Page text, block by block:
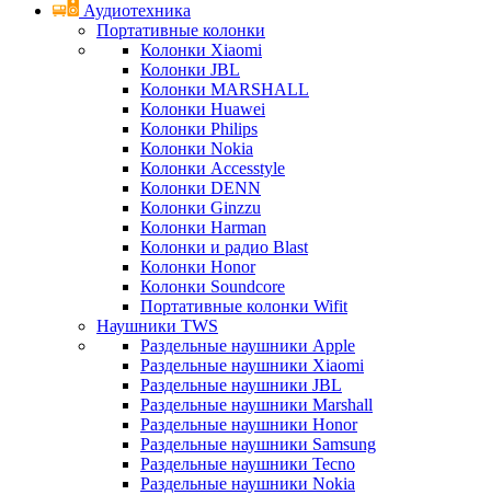
Аудиотехника
Портативные колонки
Колонки Xiaomi
Колонки JBL
Колонки MARSHALL
Колонки Huawei
Колонки Philips
Колонки Nokia
Колонки Accesstyle
Колонки DENN
Колонки Ginzzu
Колонки Harman
Колонки и радио Blast
Колонки Honor
Колонки Soundcore
Портативные колонки Wifit
Наушники TWS
Раздельные наушники Apple
Раздельные наушники Xiaomi
Раздельные наушники JBL
Раздельные наушники Marshall
Раздельные наушники Honor
Раздельные наушники Samsung
Раздельные наушники Tecno
Раздельные наушники Nokia